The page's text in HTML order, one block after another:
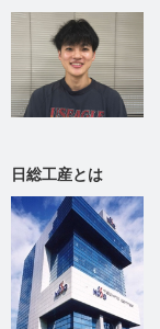
日総工産とは